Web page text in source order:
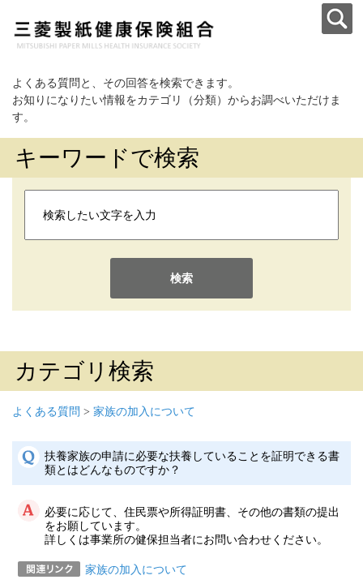
よくある質問と、その回答を検索できます。
お知りになりたい情報をカテゴリ（分類）からお調べいただけま
す。
キーワードで検索
検索
カテゴリ検索
よくある質問 > 家族の加入について
扶養家族の申請に必要な扶養していることを証明できる書
類とはどんなものですか？
必要に応じて、住民票や所得証明書、その他の書類の提出
をお願しています。
詳しくは事業所の健保担当者にお問い合わせください。
家族の加入について